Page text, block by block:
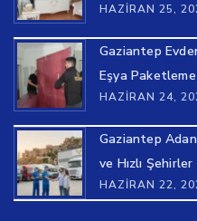
HAZIRAN 25,
Gaziantep
Eşya
HAZIRAN 24,
Gaziantep
ve Hızlı Şehirler
HAZIRAN 22,